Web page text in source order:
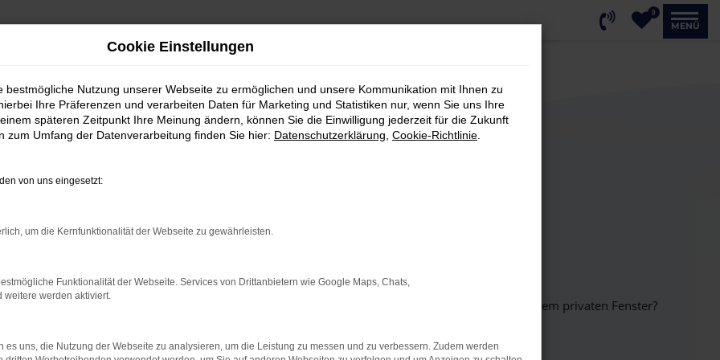
0
MENÜ
bestimmter Seiten verhindern. Funktioniert die Seite in einem anderen Browser oder in einem privaten Fenster?
beheben.
Cookie Einstellungen
bestmögliche Nutzung unserer Webseite zu ermöglichen und unsere Kommunikation mit Ihnen zu
Ihre Präferenzen und verarbeiten Daten für Marketing und Statistiken nur, wenn Sie uns Ihre
späteren Zeitpunkt Ihre Meinung ändern, können Sie die Einwilligung jederzeit für die Zukunft
zum Umfang der Datenverarbeitung finden Sie hier: Datenschutzerklärung Cookie-Richtlinie
von uns eingesetzt:
um die Kernfunktionalität der Webseite zu gewährleisten.
Funktionalität der Webseite. Services von Drittanbietern wie Google Maps, Chats,
weitere werden aktiviert.
es uns, die Nutzung der Webseite zu analysieren, um die Leistung zu messen und zu verbessern. Zudem werden